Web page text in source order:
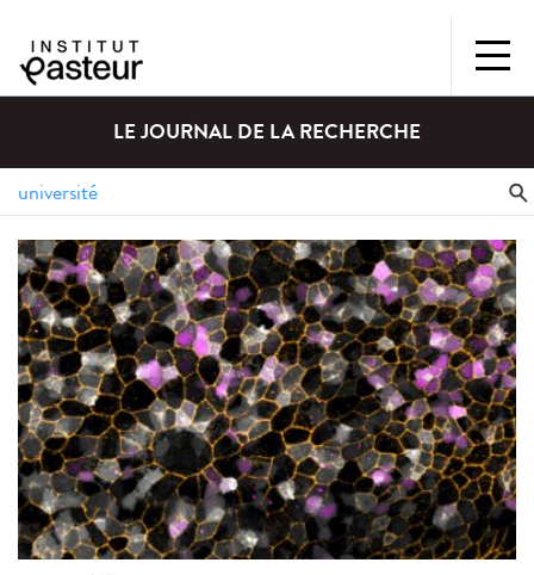
LE JOURNAL DE LA RECHERCHE